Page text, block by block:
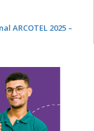
ARCOTEL 2025 –